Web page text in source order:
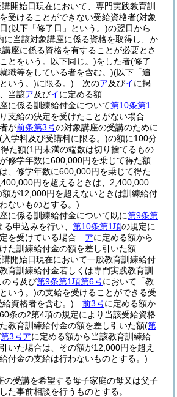
開始日現在において、専門実践教育訓
受けることができない受給資格者(対象
(以下「修了日」という。)の翌日から
に当該対象講座に係る資格を取得し、か
講座に係る資格を有することが必要とさ
とをいう。以下同じ。)をした者(修了
職等をしている者を含む。)(以下「追
いう。)に限る。) 次のア及びイに掲
当該ア及びイに定める額
に係る訓練給付金について第10条第1
支給の決定を受けたことがない場合
が前条第3号の対象講座の受講のために
(入学料及び受講料に限る。)の額に100分
た額(1円未満の端数は切り捨てるもの
修学年数に600,000円を乗じて得た額
、修学年数に600,000円を乗じて得た
円を超えるときは、2,400,000
額が12,000円を超えないときは訓練給付
ないものとする。)
に係る訓練給付金について既に第9条第
る申込みを行い、 第10条第1項の規定に
を受けている場合 アに定める額から
た訓練給付金の額を差し引いた額
開始日現在において一般教育訓練給付
育訓練給付金若しくは専門実践教育訓
の号及び第9条第1項第6号において「教
いう。)の支給を受けることができる受
給資格者を含む。) 前3号に定める額か
条の2第4項の規定により当該受給資格
教育訓練給付金の額を差し引いた額(第
第3号アに定める額から当該教育訓練給
いた場合は、その額が12,000円を超え
付金の支給は行わないものとする。)
の受講を希望する母子家庭の母又は父子
た事前相談を行うものとする。